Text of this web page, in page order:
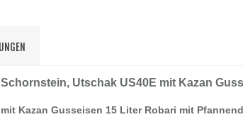
Utschak US40E mit Kazan
Kazan Gusseisen 15 Liter Robari mit